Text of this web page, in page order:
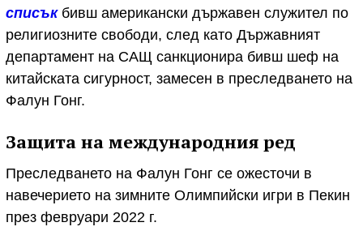
списъкбивш американски държавен служител по
религиозните свободи, след като Държавният
департамент на САЩ санкционира бивш шеф на
китайската сигурност, замесен в преследването на
Фалун Гонг.
Защита на международния ред
Преследването на Фалун Гонг се ожесточи в
навечерието на зимните Олимпийски игри в Пекин
през февруари 2022 г.